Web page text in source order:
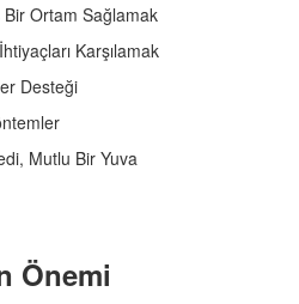
Ortam Sağlamak
Karşılamak
Desteği
Mutlu Bir Yuva
Önemi
Kediler Neden "Eğitilemez"?
03.10.2025